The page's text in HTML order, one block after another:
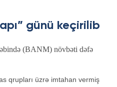
günü keçirilib
(BANM) növbəti dəfə
qrupları üzrə imtahan vermiş